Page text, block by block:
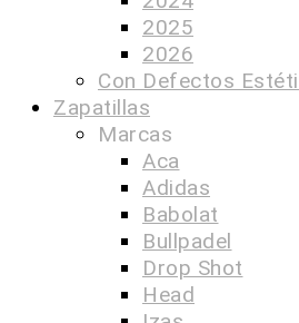
2025
2026
Con Defectos
Zapatillas
Marcas
Aca
Adidas
Babolat
Bullpadel
Drop Shot
Head